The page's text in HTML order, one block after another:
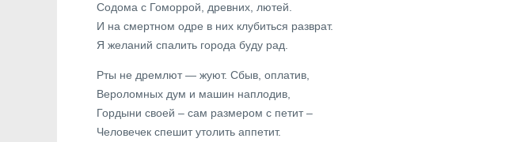
Содома с Гоморрой, древних, лютей.
И на смертном одре в них клубиться разврат.
Я желаний спалить города буду рад.
Рты не дремлют — жуют. Сбыв, оплатив,
Вероломных дум и машин наплодив,
Гордыни своей – сам размером с петит –
Человечек спешит утолить аппетит.